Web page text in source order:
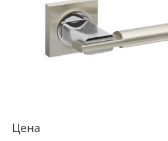
Цена